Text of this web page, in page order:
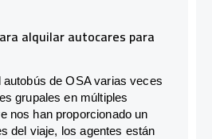
alquilar autocares para
autobús de OSA varias veces
grupales en múltiples
nos han proporcionado un
del viaje, los agentes están